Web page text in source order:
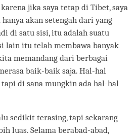
jika saya tetap di Tibet, saya
akan setengah dari yang
di satu sisi, itu adalah suatu
lain itu telah membawa banyak
memandang dari berbagai
baik-baik saja. Hal-hal
di sana mungkin ada hal-hal
sedikit terasing, tapi sekarang
luas. Selama berabad-abad,